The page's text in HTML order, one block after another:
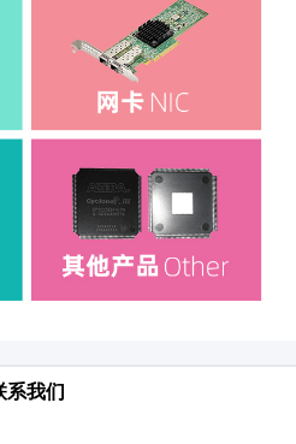
系我们